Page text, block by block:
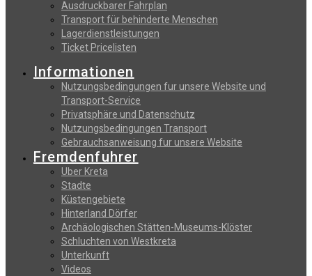
Αusdruckbarer Fahrplan
Transport für behinderte Menschen
Lagerdienstleistungen
Ticket Pricelisten
Informationen
Nutzungsbedingungen fur unsere Website und
Transport-Service
Privatsphäre und Datenschutz
Nutzungsbedingungen Transport
Gebrauchsanweisung fur unsere Website
Fremdenfuhrer
Uber Kreta
Stadte
Küstengebiete
Hinterland Dörfer
Archäologischen Stätten-Museums-Klöster
Schluchten von Westkreta
Unterkunft
Videos